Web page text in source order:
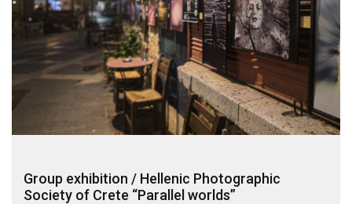
Group exhibition / Hellenic Photographic
Society of Crete “Parallel worlds”